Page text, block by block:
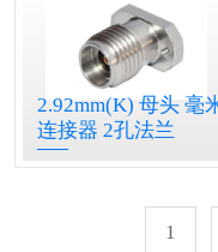
2.92mm(K) 母头 毫
连接器 2孔法兰
1